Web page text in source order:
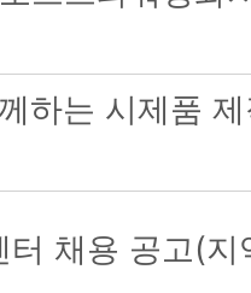
하는 시제품
터 채용 공고(